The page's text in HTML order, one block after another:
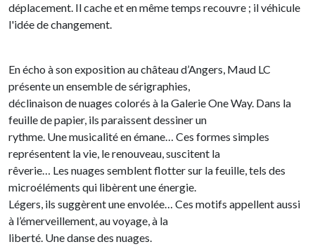
déplacement. Il cache et en même temps recouvre ; il véhicule
l'idée de changement.
En écho à son exposition au château d’Angers, Maud LC
présente un ensemble de sérigraphies,
déclinaison de nuages colorés à la Galerie One Way. Dans la
feuille de papier, ils paraissent dessiner un
rythme. Une musicalité en émane… Ces formes simples
représentent la vie, le renouveau, suscitent la
rêverie… Les nuages semblent flotter sur la feuille, tels des
microéléments qui libèrent une énergie.
Légers, ils suggèrent une envolée… Ces motifs appellent aussi
à l’émerveillement, au voyage, à la
liberté. Une danse des nuages.